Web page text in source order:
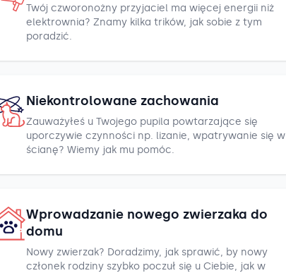
Twój czworonożny przyjaciel ma więcej energii niż
elektrownia? Znamy kilka trików, jak sobie z tym
poradzić.
Niekontrolowane zachowania
Zauważyłeś u Twojego pupila powtarzające się
uporczywie czynności np. lizanie, wpatrywanie się w
ścianę? Wiemy jak mu pomóc.
Wprowadzanie nowego zwierzaka do
domu
Nowy zwierzak? Doradzimy, jak sprawić, by nowy
członek rodziny szybko poczuł się u Ciebie, jak w